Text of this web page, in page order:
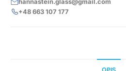
+48 663 107 177